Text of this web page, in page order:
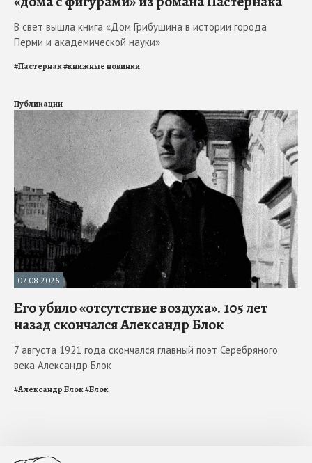
В свет вышла книга «Дом Грибушина в истории города
Перми и академической науки»
#Пастернак#книжные новинки
Публикации
07.08.2026
Его убило «отсутствие воздуха». 105 лет
назад скончался Александр Блок
7 августа 1921 года скончался главный поэт Серебряного
века Александр Блок
#Александр Блок#Блок